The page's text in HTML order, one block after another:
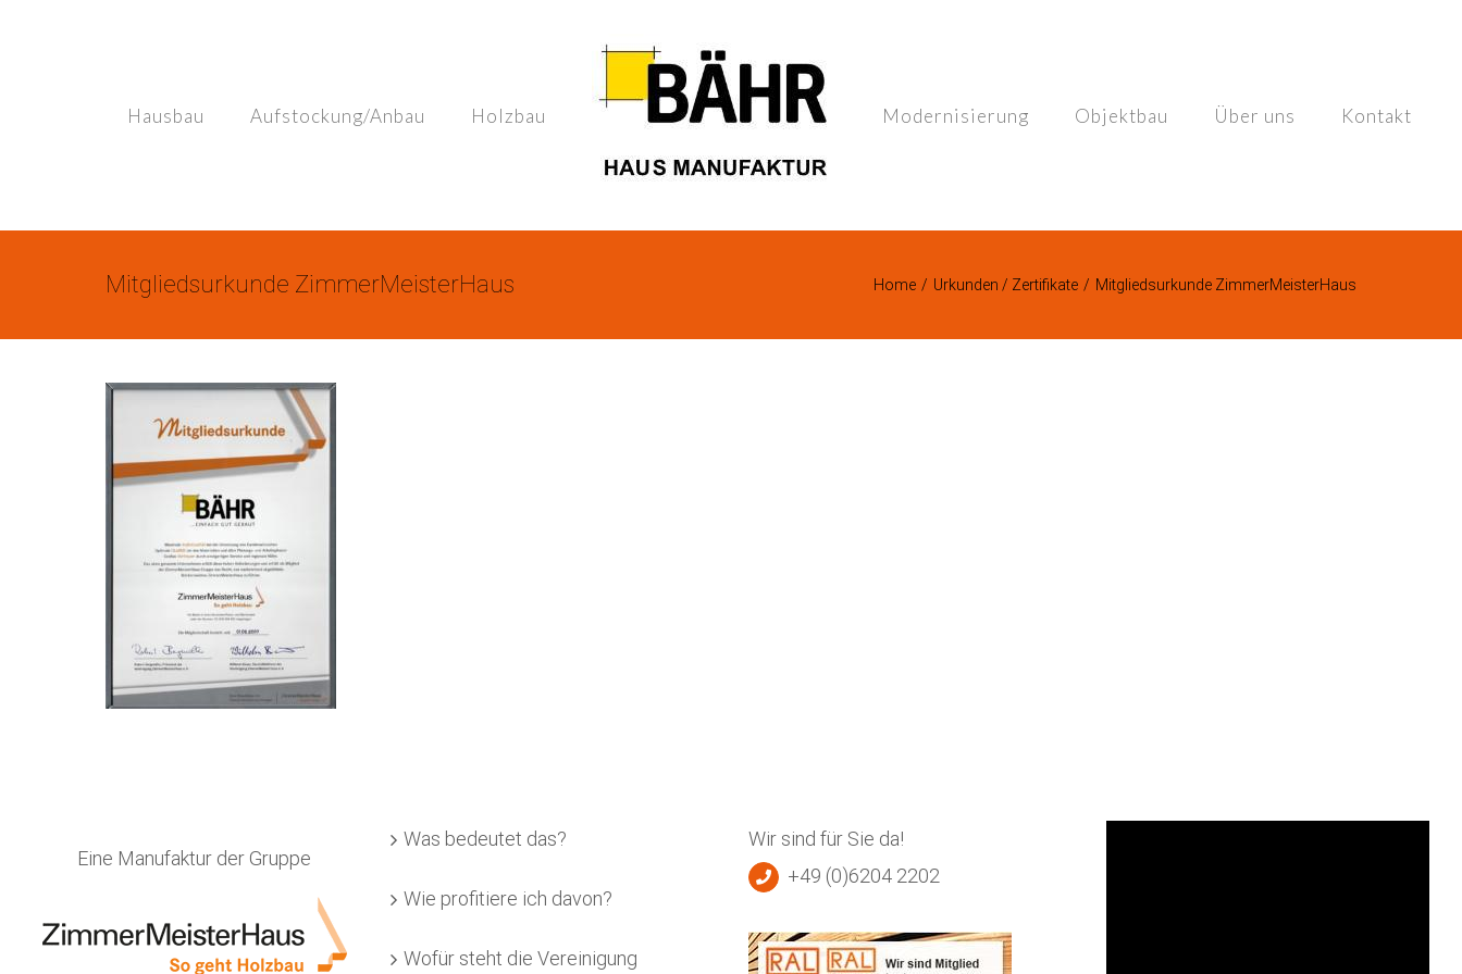
Hausbau
Aufstockung/Anbau Holzbau Modernisierung Objektbau Über uns Kontakt
Mitgliedsurkunde ZimmerMeisterHaus Home / Urkunden / Zertifikate / Mitgliedsurkunde ZimmerMeisterHaus
Eine Manufaktur der Gruppe
Was bedeutet das?
Wie profitiere ich davon?
Wofür steht die Vereinigung
Wir sind für Sie da!
+49 (0)6204 2202